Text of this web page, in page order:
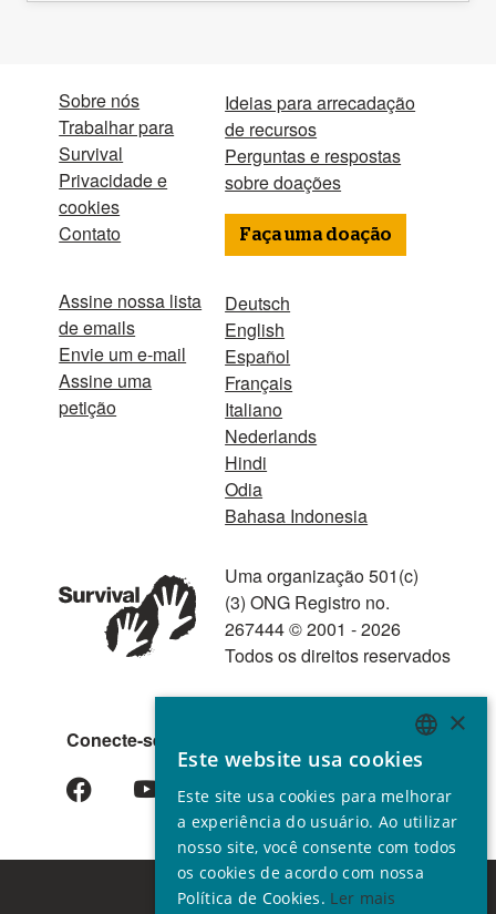
Sobre nós
Trabalhar para
Survival
Privacidade e
cookies
Contato
Assine nossa lista
de emails
Envie um e-mail
Assine uma
petição
Ideias para arrecadação
de recursos
Perguntas e respostas
sobre doações
Faça uma doação
Deutsch
English
Español
Français
Italiano
Nederlands
Hindi
Odia
Bahasa Indonesia
Conecte-se conosco
Uma organização 501(c)
(3) ONG Registro no.
267444 © 2001 - 2026
Todos os direitos reservados
ENGLISH
GERMAN
SPANISH
FRENCH
×
Este website usa cookies
Este site usa cookies para melhorar
a experiência do usuário. Ao utilizar
nosso site, você consente com todos
os cookies de acordo com nossa
Política de Cookies. Ler mais